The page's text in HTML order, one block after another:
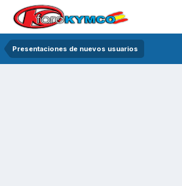
Presentaciones de nuevos usuarios